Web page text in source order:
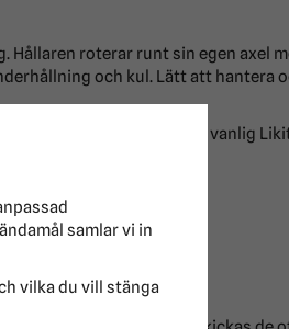
Hållaren roterar runt sin egen axel
och kul. Lätt att hantera
för att kombinera med en vanlig
samlar vi in
vilka du vill stänga